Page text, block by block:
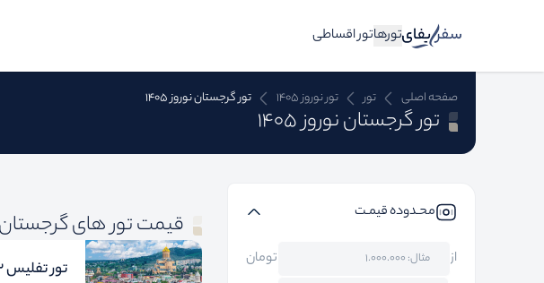
تورهاتور اقساطی
صفحه اصلی تور تور نوروز 1405 تور گرجستان نوروز 1405
تور گرجستان نوروز 1405
محـدوده قیمـت
از
تومان
قیمت تور های گرجستان
تور تفلیس 3 شب - نوروز